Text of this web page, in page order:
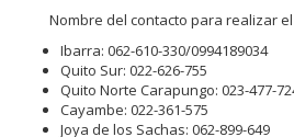
Nombre del contacto para realizar
Ibarra: 062-610-330/0994189034
Quito Sur: 022-626-755
Quito Norte Carapungo: 023-477-
Cayambe: 022-361-575
Joya de los Sachas: 062-899-649